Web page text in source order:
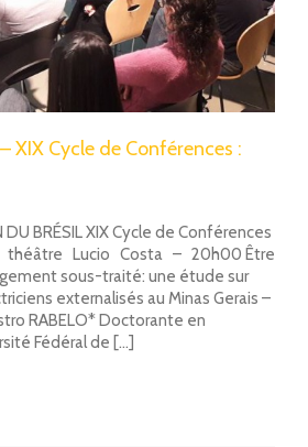
XIX Cycle de Conférences :
BRÉSIL XIX Cycle de Conférences
Lucio Costa – 20h00 Être
sous-traité: une étude sur
externalisés au Minas Gerais –
RABELO* Doctorante en
Fédéral de [...]